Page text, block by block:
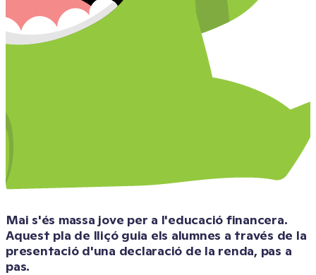
Mai s'és massa jove per a l'educació financera.
Aquest pla de lliçó guia els alumnes a través de la
presentació d'una declaració de la renda, pas a
pas.